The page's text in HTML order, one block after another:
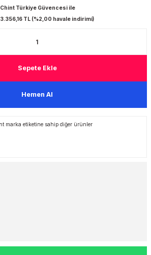
Chint Türkiye Güvencesi ile
3.356,16 TL (%2,00 havale indirimi)
Sepete Ekle
Hemen Al